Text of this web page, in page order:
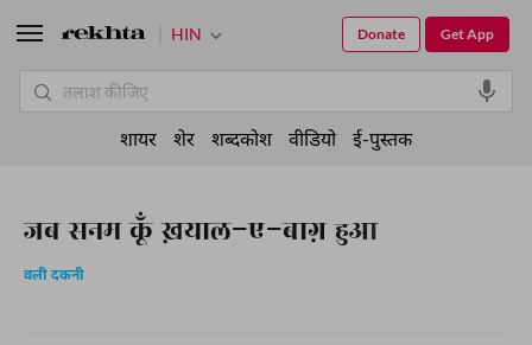
जब सनम कूँ ख़याल-ए-बाग़ हुआ
वली दकनी
HIN Get App
Donate
शायर शेर शब्दकोश वीडियो ई-पुस्तक